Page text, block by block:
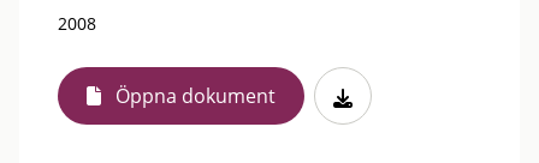
2008
Öppna dokument